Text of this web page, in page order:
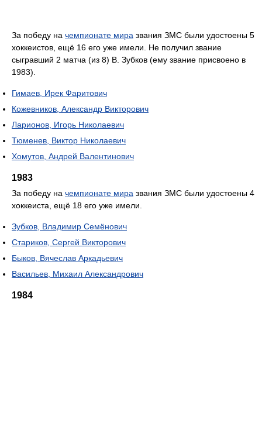
За победу на чемпионате мира звания ЗМС были удостоены 5
хоккеистов, ещё 16 его уже имели. Не получил звание
сыгравший 2 матча (из 8) В. Зубков (ему звание присвоено в
1983).
Гимаев, Ирек Фаритович
Кожевников, Александр Викторович
Ларионов, Игорь Николаевич
Тюменев, Виктор Николаевич
Хомутов, Андрей Валентинович
1983
За победу на чемпионате мира звания ЗМС были удостоены 4
хоккеиста, ещё 18 его уже имели.
Зубков, Владимир Семёнович
Стариков, Сергей Викторович
Быков, Вячеслав Аркадьевич
Васильев, Михаил Александрович
1984